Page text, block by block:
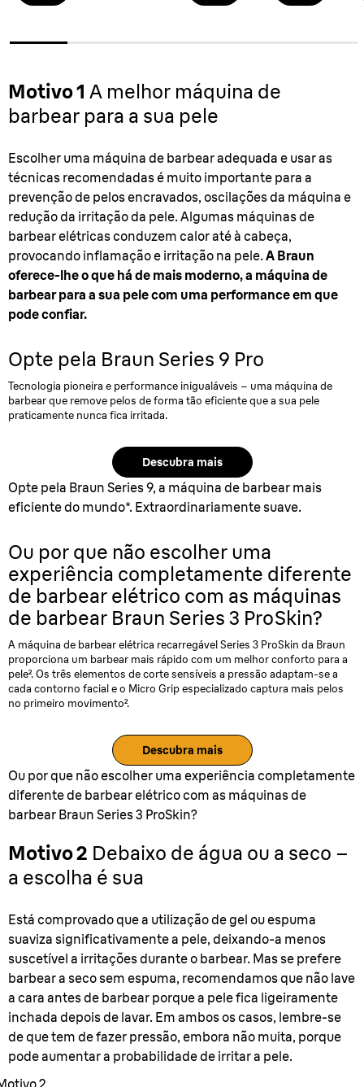
Motivo 1 A melhor máquina de
barbear para a sua pele
Escolher uma máquina de barbear adequada e usar as
técnicas recomendadas é muito importante para a
prevenção de pelos encravados, oscilações da máquina e
redução da irritação da pele. Algumas máquinas de
barbear elétricas conduzem calor até à cabeça,
provocando inflamação e irritação na pele.A Braun
oferece-lhe o que há de mais moderno, a máquina de
barbear para a sua pele com uma performance em que
pode confiar.
Opte pela Braun Series 9 Pro
Tecnologia pioneira e performance inigualáveis – uma máquina de
barbear que remove pelos de forma tão eficiente que a sua pele
praticamente nunca fica irritada.
Descubra mais
Opte pela Braun Series 9, a máquina de barbear mais
eficiente do mundo*. Extraordinariamente suave.
Ou por que não escolher uma
experiência completamente diferente
de barbear elétrico com as máquinas
de barbear Braun Series 3 ProSkin?
A máquina de barbear elétrica recarregável Series 3 ProSkin da Braun
proporciona um barbear mais rápido com um melhor conforto para a
pele². Os três elementos de corte sensíveis a pressão adaptam-se a
cada contorno facial e o Micro Grip especializado captura mais pelos
no primeiro movimento².
Descubra mais
Ou por que não escolher uma experiência completamente
diferente de barbear elétrico com as máquinas de
barbear Braun Series 3 ProSkin?
Motivo 2 Debaixo de água ou a seco –
a escolha é sua
Está comprovado que a utilização de gel ou espuma
suaviza significativamente a pele, deixando-a menos
suscetível a irritações durante o barbear. Mas se prefere
barbear a seco sem espuma, recomendamos que não lave
a cara antes de barbear porque a pele fica ligeiramente
inchada depois de lavar. Em ambos os casos, lembre-se
de que tem de fazer pressão, embora não muita, porque
pode aumentar a probabilidade de irritar a pele.
2